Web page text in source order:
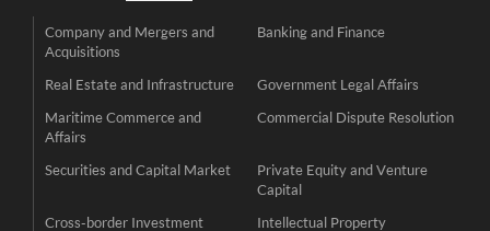
Company and Mergers and
Acquisitions
Banking and Finance
Real Estate and Infrastructure
Government Legal Affairs
Maritime Commerce and
Affairs
Commercial Dispute Resolution
Securities and Capital Market
Private Equity and Venture
Capital
Cross-border Investment
Intellectual Property